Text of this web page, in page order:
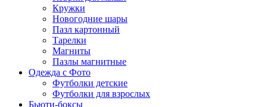
Кружки
Новогодние шары
Пазл картонный
Тарелки
Магниты
Пазлы магнитные
Одежда с Фото
Футболки детские
Футболки для взрослых
Бьюти-боксы